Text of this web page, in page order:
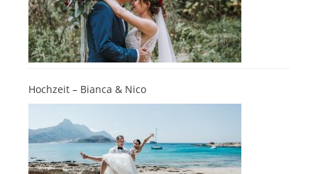
Hochzeit – Bianca & Nico